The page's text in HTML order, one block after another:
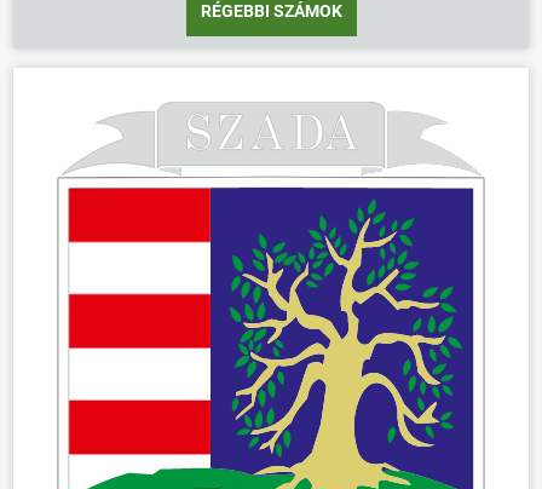
ÖNKORMÁNYZAT
ÜGYINTÉZÉS
KÖZÖSSÉG
HÍREK
VÁLASZTÁSOK
RÉGEBBI SZÁMOK